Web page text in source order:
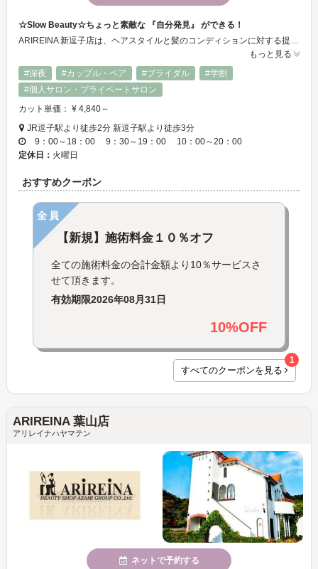
☆Slow Beauty☆ちょっと素敵な 『自分発見』 ができる！
もっと見る
#深夜
#カップル・ペア #ブライダル
#学割
#個人サロン・プライベートサロン
カット単価： ¥ 4,840～
JR逗子駅より徒歩2分 新逗子駅より徒歩3分
9：00～18：00 9：30～19：00 10：00～20：00
定休日： 火曜日
おすすめクーポン
全員
【新規】施術料金１０％オフ
全ての施術料金の合計金額より10％サービスさ
せて頂きます。
有効期限2026年08月31日
10%OFF
すべてのクーポンを見る
1
ARIREINA 葉山店
アリレイナハヤマテン
ネットで予約する